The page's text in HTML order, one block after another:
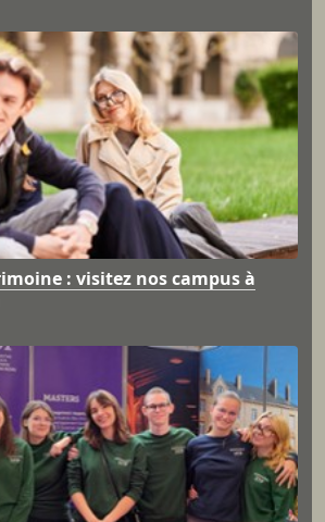
: visitez nos campus à